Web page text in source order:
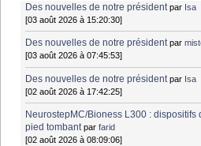
Des nouvelles de notre président par Isa
[03 août 2026 à 15:20:30]
Des nouvelles de notre président par
[03 août 2026 à 07:45:53]
Des nouvelles de notre président par Isa
[02 août 2026 à 17:42:25]
NeurostepMC/Bioness L300 :
pied tombant parfarid
[02 août 2026 à 08:09:06]